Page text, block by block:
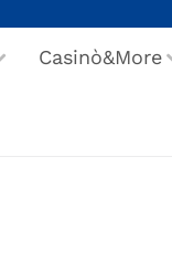
Casinò&More